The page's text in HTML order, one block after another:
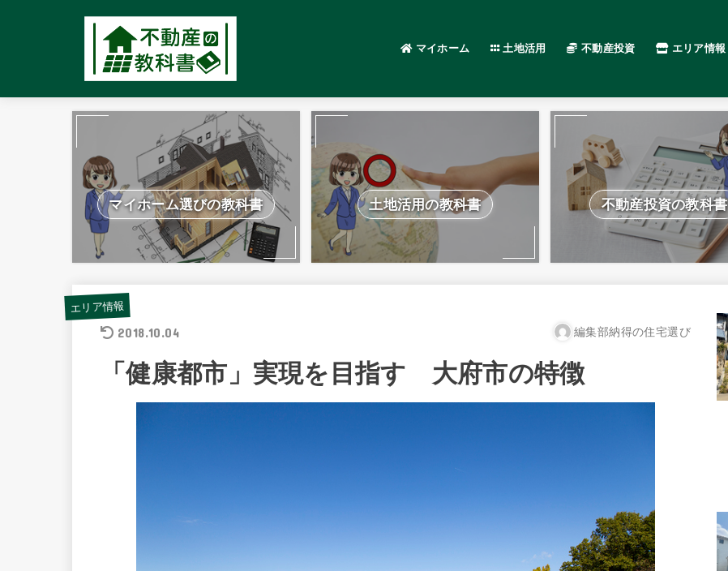
マイホーム 土地活用 不動産投資 エリア情報
マイホーム選びの教科書 土地活用の教科書 不動産投資の教科書
エリア情報
2018.10.04 編集部納得の住宅選び
「健康都市」実現を目指す 大府市の特徴